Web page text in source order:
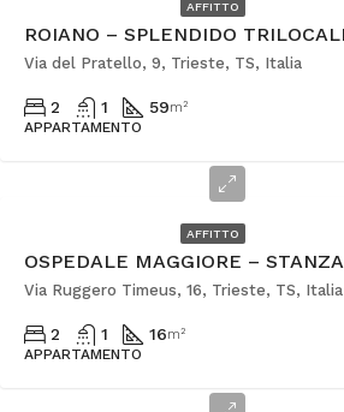
AFFITTO
Via del Pratello, 9, Trieste, TS, Italia
2 1 59m²
APPARTAMENTO
AFFITTO
Via Ruggero Timeus, 16, Trieste, TS, Italia
2 1 16m²
APPARTAMENTO